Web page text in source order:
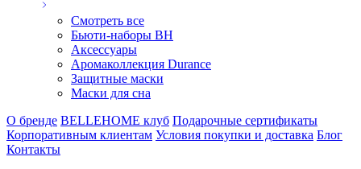
Смотреть все
Бьюти-наборы ВН
Аксессуары
Аромаколлекция Durance
Защитные маски
Маски для сна
О бренде BELLEHOME клуб Подарочные сертификаты
Корпоративным клиентам Условия покупки и доставка Блог
Контакты